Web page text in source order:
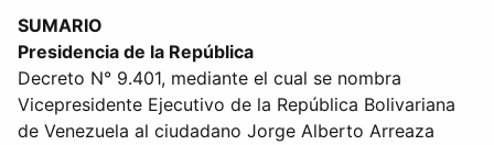
SUMARIO
Presidencia de la República
Decreto N° 9.401, mediante el cual se nombra
Vicepresidente Ejecutivo de la República Bolivariana
de Venezuela al ciudadano Jorge Alberto Arreaza